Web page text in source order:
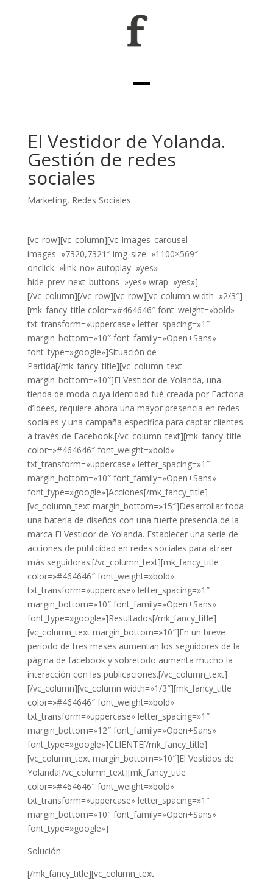
El Vestidor de Yolanda.
Gestión de redes
sociales
Marketing, Redes Sociales
[vc_row][vc_column][vc_images_carousel
images=»7320,7321″ img_size=»1100×569″
onclick=»link_no» autoplay=»yes»
hide_prev_next_buttons=»yes» wrap=»yes»]
[/vc_column][/vc_row][vc_row][vc_column width=»2/3″]
[mk_fancy_title color=»#464646″ font_weight=»bold»
txt_transform=»uppercase» letter_spacing=»1″
margin_bottom=»10″ font_family=»Open+Sans»
font_type=»google»]Situación de
Partida[/mk_fancy_title][vc_column_text
margin_bottom=»10″]El Vestidor de Yolanda, una
tienda de moda cuya identidad fué creada por Factoria
d’Idees, requiere ahora una mayor presencia en redes
sociales y una campaña específica para captar clientes
a través de Facebook.[/vc_column_text][mk_fancy_title
color=»#464646″ font_weight=»bold»
txt_transform=»uppercase» letter_spacing=»1″
margin_bottom=»10″ font_family=»Open+Sans»
font_type=»google»]Acciones[/mk_fancy_title]
[vc_column_text margin_bottom=»15″]Desarrollar toda
una batería de diseños con una fuerte presencia de la
marca El Vestidor de Yolanda. Establecer una serie de
acciones de publicidad en redes sociales para atraer
más seguidoras.[/vc_column_text][mk_fancy_title
color=»#464646″ font_weight=»bold»
txt_transform=»uppercase» letter_spacing=»1″
margin_bottom=»10″ font_family=»Open+Sans»
font_type=»google»]Resultados[/mk_fancy_title]
[vc_column_text margin_bottom=»10″]En un breve
período de tres meses aumentan los seguidores de la
página de facebook y sobretodo aumenta mucho la
interacción con las publicaciones.[/vc_column_text]
[/vc_column][vc_column width=»1/3″][mk_fancy_title
color=»#464646″ font_weight=»bold»
txt_transform=»uppercase» letter_spacing=»1″
margin_bottom=»12″ font_family=»Open+Sans»
font_type=»google»]CLIENTE[/mk_fancy_title]
[vc_column_text margin_bottom=»10″]El Vestidos de
Yolanda[/vc_column_text][mk_fancy_title
color=»#464646″ font_weight=»bold»
txt_transform=»uppercase» letter_spacing=»1″
margin_bottom=»10″ font_family=»Open+Sans»
font_type=»google»]
Solución
[/mk_fancy_title][vc_column_text